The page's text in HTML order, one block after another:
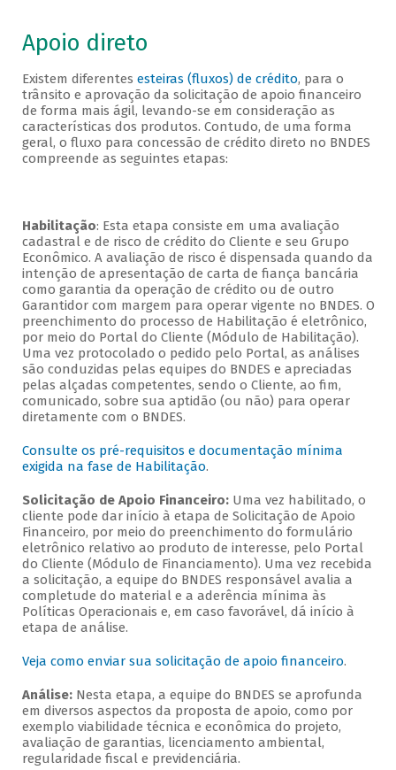
Apoio direto
Existem diferentes esteiras (fluxos) de crédito, para o
trânsito e aprovação da solicitação de apoio financeiro
de forma mais ágil, levando-se em consideração as
características dos produtos. Contudo, de uma forma
geral, o fluxo para concessão de crédito direto no BNDES
compreende as seguintes etapas:
Habilitação: Esta etapa consiste em uma avaliação
cadastral e de risco de crédito do Cliente e seu Grupo
Econômico. A avaliação de risco é dispensada quando da
intenção de apresentação de carta de fiança bancária
como garantia da operação de crédito ou de outro
Garantidor com margem para operar vigente no BNDES. O
preenchimento do processo de Habilitação é eletrônico,
por meio do Portal do Cliente (Módulo de Habilitação).
Uma vez protocolado o pedido pelo Portal, as análises
são conduzidas pelas equipes do BNDES e apreciadas
pelas alçadas competentes, sendo o Cliente, ao fim,
comunicado, sobre sua aptidão (ou não) para operar
diretamente com o BNDES.
Consulte os pré-requisitos e documentação mínima
exigida na fase de Habilitação.
Solicitação de Apoio Financeiro: Uma vez habilitado, o
cliente pode dar início à etapa de Solicitação de Apoio
Financeiro, por meio do preenchimento do formulário
eletrônico relativo ao produto de interesse, pelo Portal
do Cliente (Módulo de Financiamento). Uma vez recebida
a solicitação, a equipe do BNDES responsável avalia a
completude do material e a aderência mínima às
Políticas Operacionais e, em caso favorável, dá início à
etapa de análise.
Veja como enviar sua solicitação de apoio financeiro.
Análise:Nesta etapa, a equipe do BNDES se aprofunda
em diversos aspectos da proposta de apoio, como por
exemplo viabilidade técnica e econômica do projeto,
avaliação de garantias, licenciamento ambiental,
regularidade fiscal e previdenciária.